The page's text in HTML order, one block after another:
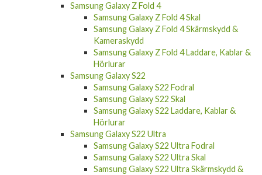
Samsung Galaxy Z Fold 4
Samsung Galaxy Z Fold 4 Skal
Samsung Galaxy Z Fold 4 Skärmskydd &
Kameraskydd
Samsung Galaxy Z Fold 4 Laddare, Kablar &
Hörlurar
Samsung Galaxy S22
Samsung Galaxy S22 Fodral
Samsung Galaxy S22 Skal
Samsung Galaxy S22 Laddare, Kablar &
Hörlurar
Samsung Galaxy S22 Ultra
Samsung Galaxy S22 Ultra Fodral
Samsung Galaxy S22 Ultra Skal
Samsung Galaxy S22 Ultra Skärmskydd &